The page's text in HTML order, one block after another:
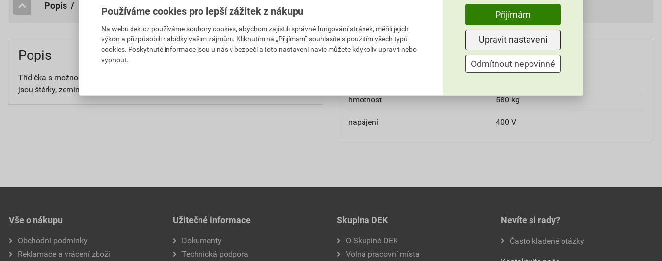
popis / Parametry
Popis
Třídička s možností naložení na přívěsný vozík. Pro třídění sypkých materiálů jako
jsou štěrky, zeminy, komposty nebo dřevěné štěpky.
Parametry
hmotnost 580 kg
napájení 400 V
Vše o nákupu
Obchodní podmínky
Reklamace a vrácení zboží
Užitečné informace
Dokumenty
Technická podpora
Skupina DEK
O Skupině DEK
Volná pracovní místa
Nevíte si rady?
Často kladené otázky
Používáme cookies pro lepší zážitek z nákupu
Na webu dek.cz používáme soubory cookies, abychom zajistili správné fungování stránek, měřili jejich
výkon a přizpůsobili nabídky vašim zájmům. Kliknutím na „Přijímám“ souhlasíte s použitím všech typů
cookies. Poskytnuté informace jsou u nás v bezpečí a toto nastavení navíc můžete kdykoliv upravit nebo
vypnout.
Přijímám
Upravit nastavení
Odmítnout nepovinné